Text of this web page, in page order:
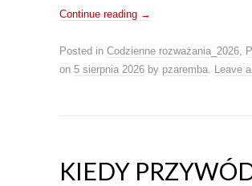
Continue reading →
Posted in Codzienne rozważania_2026,
on 5 sierpnia 2026 by pzaremba. Leave
KIEDY